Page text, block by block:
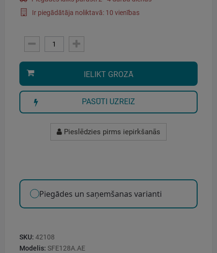
Ir piegādātāja noliktavā: 10 vienības
IELIKT GROZĀ
PASŪTI UZREIZ
Pieslēdzies pirms iepirkšanās
Piegādes un saņemšanas varianti
SKU: 42108
Modelis: SFE128A.AE